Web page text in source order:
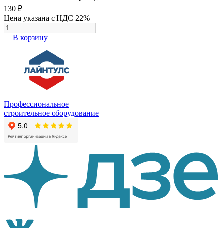
130 ₽
Цена указана с НДС 22%
В корзину
Профессиональное
строительное оборудование